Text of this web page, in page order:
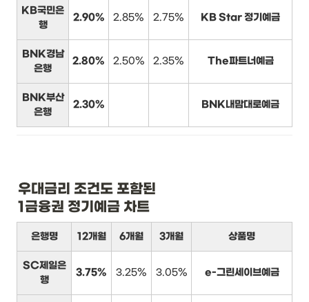
KB국민은
행
2.90% 2.85% 2.75% KB Star 정기예금
BNK경남
은행
2.80% 2.50% 2.35% The파트너예금
BNK부산
은행
2.30% BNK내맘대로예금
우대금리 조건도 포함된
1금융권 정기예금 차트
은행명 12개월 6개월 3개월 상품명
SC제일은
행
3.75% 3.25% 3.05% e-그린세이브예금